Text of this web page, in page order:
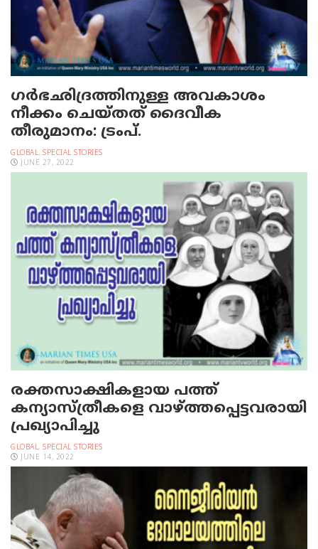
ഗര്‍ഭഛിദ്രത്തിനുള്ള അവകാശം
നീക്കം ചെയ്തത് ദൈവീക
തീരുമാനം: ട്രംപ്.
GLOBAL, SPECIAL STORIES
JUNE 27, 2022
രക്തസാക്ഷികളായ പത്ത്
കന്യാസ്ത്രീകളെ വാഴ്ത്തപ്പെട്ടവരായി
പ്രഖ്യാപിച്ചു
GLOBAL, SPECIAL STORIES
JUNE 14, 2022